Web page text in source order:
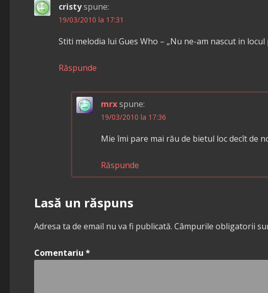
cristyspune:
19/03/2010 la 17:31
Stiti melodia lui Gues Who – „Nu ne-am nascut in
Răspunde
mrxspune:
19/03/2010 la 17:36
Mie îmi pare mai rău de bietul loc decît de
Răspunde
Lasă un răspuns
Adresa ta de email nu va fi publicată. Câmpurile obligatorii
Comentariu *